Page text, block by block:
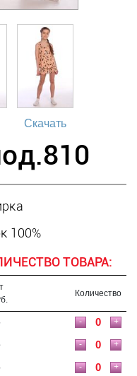
Скачать
100%
ТОВАРА:
Количество
+
-
+
-
+
-